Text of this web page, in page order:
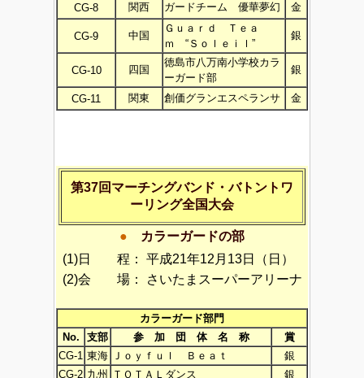
CG-8 関西 ガードチーム 優華夢幻 金
CG-9 中国
Ｇｕａｒｄ Ｔｅａ
ｍ “Ｓｏｌｅｉｌ”
銀
CG-10 四国
徳島市八万南小学校カラ
ーガード部
銀
CG-11 関東 創価グランエスペランサ 金
第37回マーチングバンド・バトントワ
ーリング全国大会
●
カラーガードの部
(1)日 程：
平成21年12月13日（日）
(2)会 場：
さいたまスーパーアリーナ
カラーガード部門
No.
支部 参 加 団 体 名 称
賞
CG-1 東海 Ｊｏｙｆｕｌ Ｂｅａｔ
銀
CG-2 九州 ＴＯＴＡＬダンス 銀